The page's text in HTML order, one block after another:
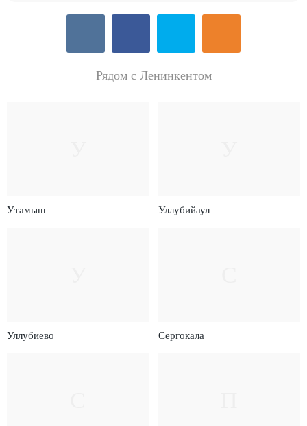
Рядом с Ленинкентом
Утамыш Уллубийаул
Уллубиево Сергокала